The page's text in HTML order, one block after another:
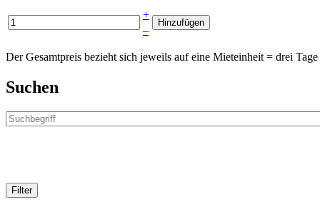
+
–
Der Gesamtpreis bezieht sich jeweils auf eine Mieteinheit = drei
Suchen